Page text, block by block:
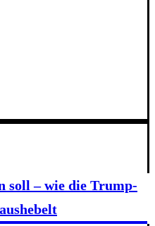
soll – wie die Trump-